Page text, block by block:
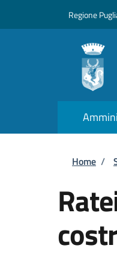
Regione
Home /